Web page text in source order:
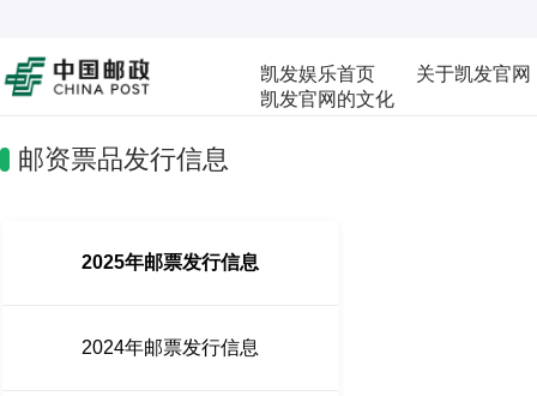
凯发娱乐首页
关于凯发官网
凯发官网的文化
邮资票品发行信息
2025年邮票发行信息
2024年邮票发行信息